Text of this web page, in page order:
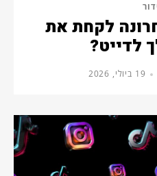
לקחת את
לדייט?
19 ביולי, 2026